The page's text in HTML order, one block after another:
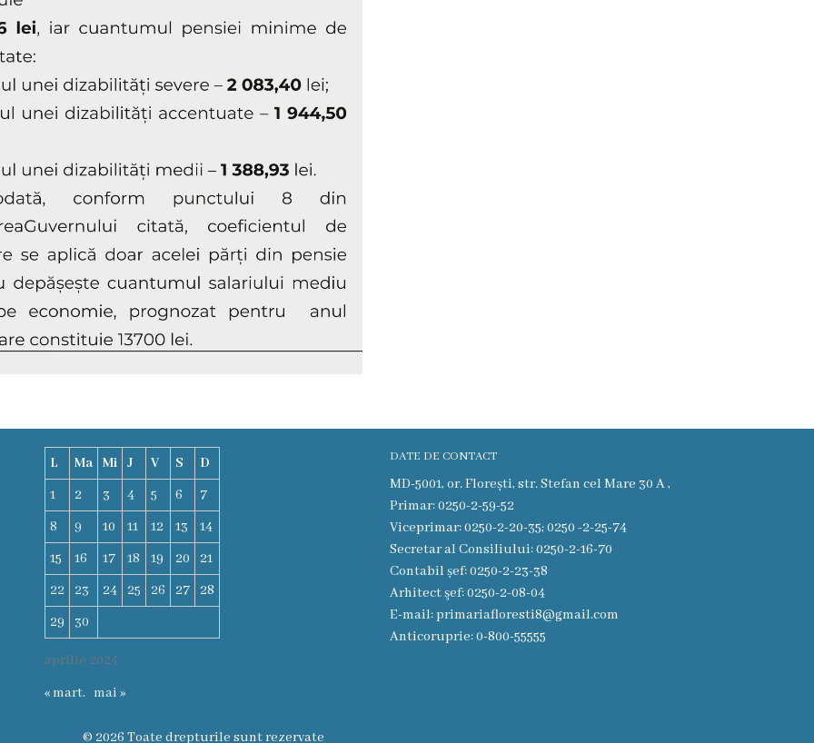
aprilie 2024
L Ma Mi J V S
D
1
2 3 4 5 6
7
8
9 10 11 12 13
14
15
16 17 18 19 20
21
22
23 24 25 26 27
28
29
30
« mart. mai »
DATE DE CONTACT
MD-5001, or. Florești, str. Stefan cel Mare 30 A ,
Primar: 0250-2-59-52
Viceprimar: 0250-2-20-35; 0250 -2-25-74
Secretar al Consiliului: 0250-2-16-70
Contabil șef: 0250-2-23-38
Arhitect şef: 0250-2-08-04
E-mail: primariafloresti8@gmail.com
Anticoruprie: 0-800-55555
© 2026 Toate drepturile sunt rezervate